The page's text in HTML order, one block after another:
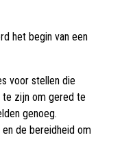
het begin van een
voor stellen die
zijn om gered te
genoeg.
en de bereidheid om